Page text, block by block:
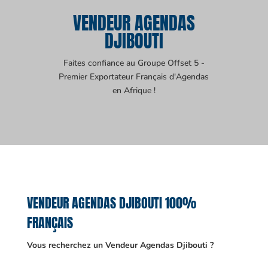
VENDEUR AGENDAS
DJIBOUTI
Faites confiance au Groupe Offset 5 -
Premier Exportateur Français d'Agendas
en Afrique !
VENDEUR AGENDAS DJIBOUTI 100%
FRANÇAIS
Vous recherchez un Vendeur Agendas Djibouti ?